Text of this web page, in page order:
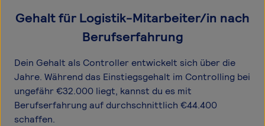
Gehalt für Logistik-Mitarbeiter/in nach
Berufserfahrung
Dein Gehalt als Controller entwickelt sich über die
Jahre. Während das Einstiegsgehalt im Controlling bei
ungefähr €32.000 liegt, kannst du es mit
Berufserfahrung auf durchschnittlich €44.400
schaffen.